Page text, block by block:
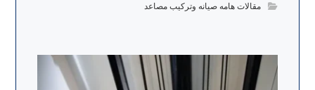
مقالات هامه صيانه وتركيب مصاعد